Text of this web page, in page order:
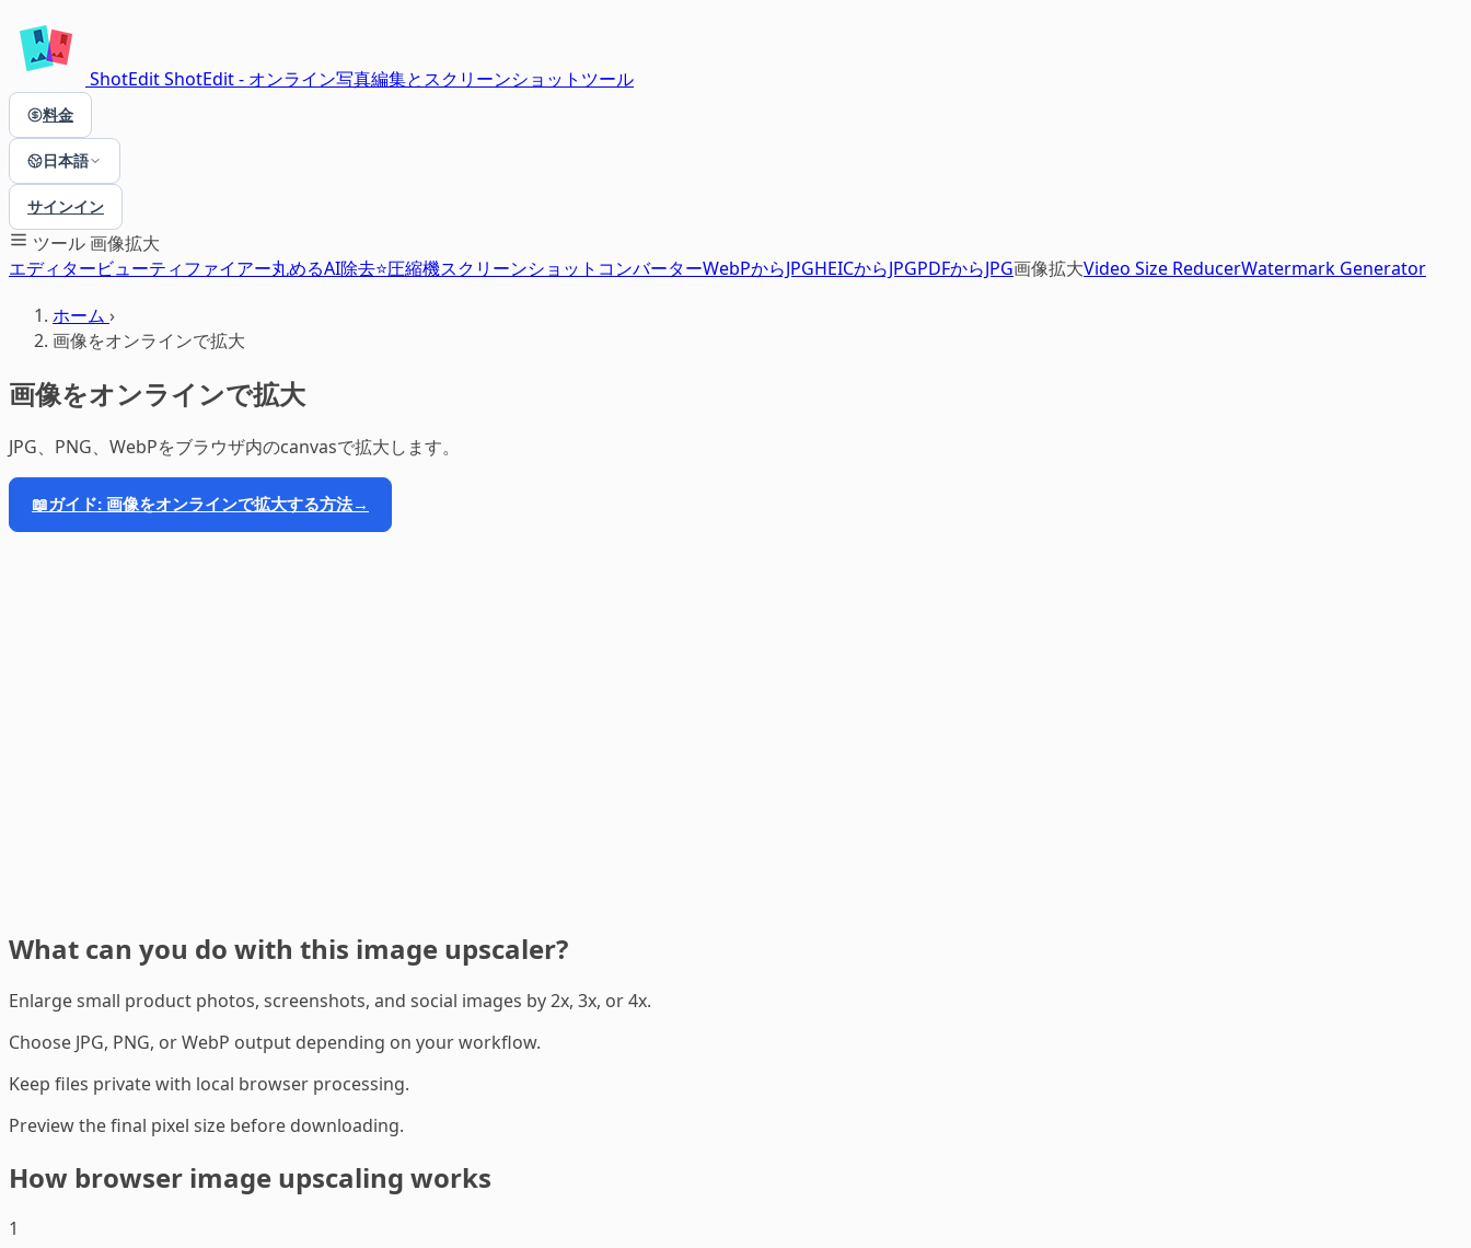
ShotEditShotEdit - オンライン写真編集とスクリーンショットツール
料金
日本語
サインイン
ツール画像拡大
エディタービューティファイアー丸めるAI除去⭐圧縮機スクリーンショット コンバーターWebPからJPGHEICからJPGPDFからJPG画像拡大Video Size ReducerWatermark Generator
ホーム ›
画像をオンラインで拡大
画像をオンラインで拡大
JPG、PNG、WebPをブラウザ内のcanvasで拡大します。
📖ガイド: 画像をオンラインで拡大する方法→
What can you do with this image upscaler?
Enlarge small product photos, screenshots, and social images by 2x, 3x, or 4x.
Choose JPG, PNG, or WebP output depending on your workflow.
Keep files private with local browser processing.
Preview the final pixel size before downloading.
How browser image upscaling works
1